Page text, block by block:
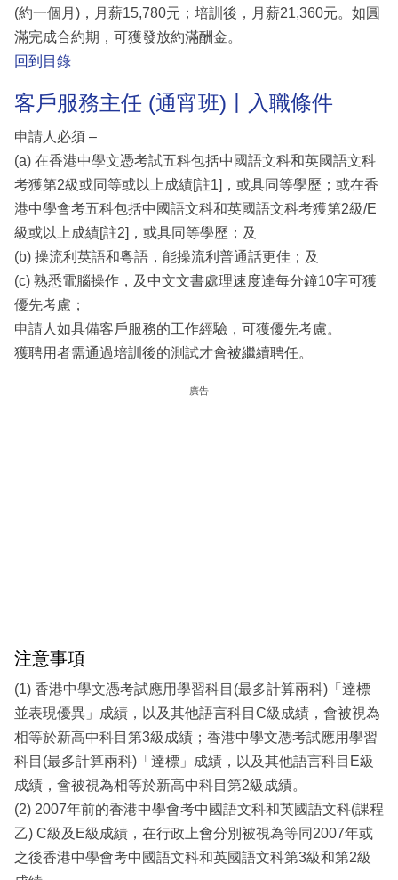
(約一個月)，月薪15,780元；培訓後，月薪21,360元。如圓
滿完成合約期，可獲發放約滿酬金。
回到目錄
客戶服務主任 (通宵班)丨入職條件
申請人必須 –
(a) 在香港中學文憑考試五科包括中國語文科和英國語文科
考獲第2級或同等或以上成績[註1]，或具同等學歷；或在香
港中學會考五科包括中國語文科和英國語文科考獲第2級/E
級或以上成績[註2]，或具同等學歷；及
(b) 操流利英語和粵語，能操流利普通話更佳；及
(c) 熟悉電腦操作，及中文文書處理速度達每分鐘10字可獲
優先考慮；
申請人如具備客戶服務的工作經驗，可獲優先考慮。
獲聘用者需通過培訓後的測試才會被繼續聘任。
廣告
注意事項
(1) 香港中學文憑考試應用學習科目(最多計算兩科)「達標
並表現優異」成績，以及其他語言科目C級成績，會被視為
相等於新高中科目第3級成績；香港中學文憑考試應用學習
科目(最多計算兩科)「達標」成績，以及其他語言科目E級
成績，會被視為相等於新高中科目第2級成績。
(2) 2007年前的香港中學會考中國語文科和英國語文科(課程
乙) C級及E級成績，在行政上會分別被視為等同2007年或
之後香港中學會考中國語文科和英國語文科第3級和第2級